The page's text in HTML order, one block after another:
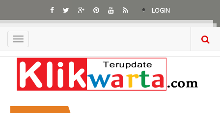
main
content
LOGIN
Toggle
navigation